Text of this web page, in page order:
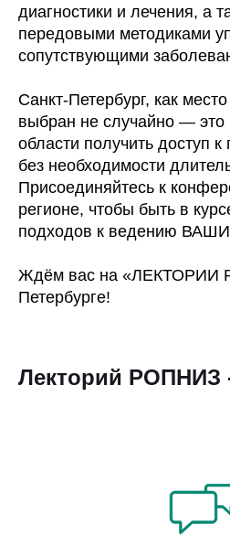
диагностики и лечения, а
передовыми методиками
сопутствующими
Санкт-Петербург, как
выбран не случайно — это
области получить доступ
без необходимости
Присоединяйтесь к
регионе, чтобы быть в
подходов к ведению
Ждём вас на «ЛЕКТОРИИ
Петербурге!
Лекторий РОПНИЗ